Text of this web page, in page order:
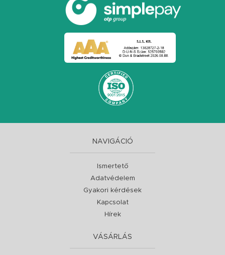
NAVIGÁCIÓ
Ismertető
Adatvédelem
Gyakori kérdések
Kapcsolat
Hírek
VÁSÁRLÁS